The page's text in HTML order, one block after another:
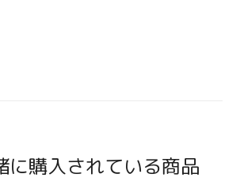
に購入されている商品